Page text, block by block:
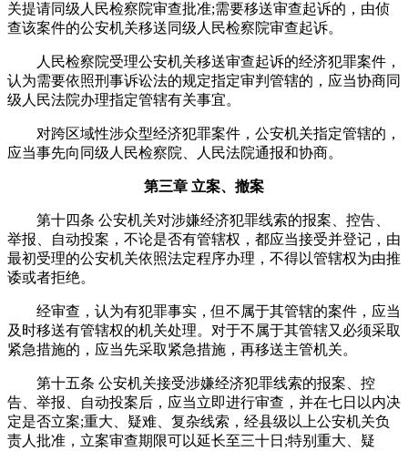
关提请同级人民检察院审查批准;需要移送审查起诉的，由侦
查该案件的公安机关移送同级人民检察院审查起诉。
人民检察院受理公安机关移送审查起诉的经济犯罪案件，
认为需要依照刑事诉讼法的规定指定审判管辖的，应当协商同
级人民法院办理指定管辖有关事宜。
对跨区域性涉众型经济犯罪案件，公安机关指定管辖的，
应当事先向同级人民检察院、人民法院通报和协商。
第三章 立案、撤案
第十四条 公安机关对涉嫌经济犯罪线索的报案、控告、
举报、自动投案，不论是否有管辖权，都应当接受并登记，由
最初受理的公安机关依照法定程序办理，不得以管辖权为由推
诿或者拒绝。
经审查，认为有犯罪事实，但不属于其管辖的案件，应当
及时移送有管辖权的机关处理。对于不属于其管辖又必须采取
紧急措施的，应当先采取紧急措施，再移送主管机关。
第十五条 公安机关接受涉嫌经济犯罪线索的报案、控
告、举报、自动投案后，应当立即进行审查，并在七日以内决
定是否立案;重大、疑难、复杂线索，经县级以上公安机关负
责人批准，立案审查期限可以延长至三十日;特别重大、疑